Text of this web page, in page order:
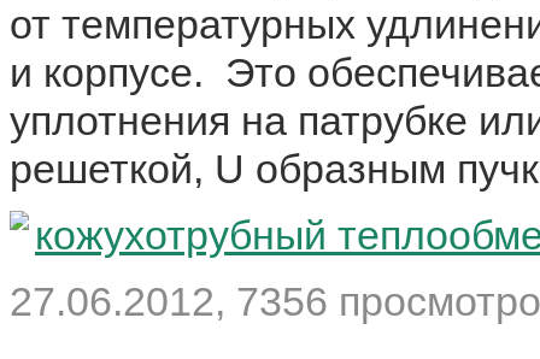
от температурных
и корпусе. Это
уплотнения на патрубке
решеткой, U образным
кожухотрубный
27.06.2012, 7356